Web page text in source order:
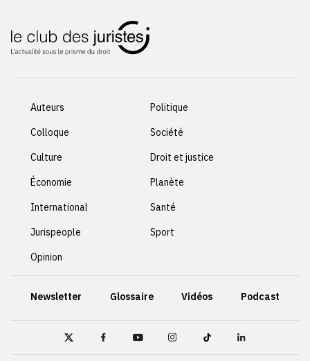
Auteurs
Colloque
Culture
Économie
International
Jurispeople
Opinion
Politique
Société
Droit et justice
Planète
Santé
Sport
Newsletter Glossaire Vidéos Podcast